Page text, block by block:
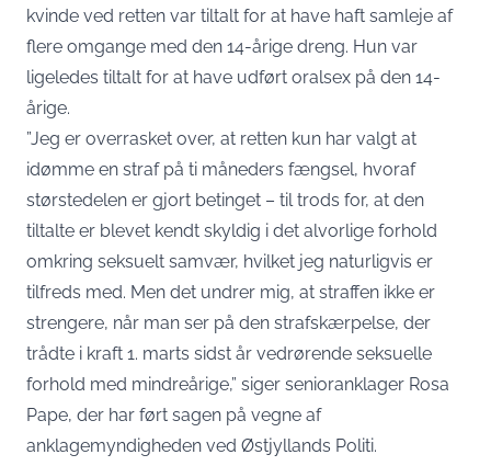
kvinde ved retten var tiltalt for at have haft samleje af
flere omgange med den 14-årige dreng. Hun var
ligeledes tiltalt for at have udført oralsex på den 14-
årige.
”Jeg er overrasket over, at retten kun har valgt at
idømme en straf på ti måneders fængsel, hvoraf
størstedelen er gjort betinget – til trods for, at den
tiltalte er blevet kendt skyldig i det alvorlige forhold
omkring seksuelt samvær, hvilket jeg naturligvis er
tilfreds med. Men det undrer mig, at straffen ikke er
strengere, når man ser på den strafskærpelse, der
trådte i kraft 1. marts sidst år vedrørende seksuelle
forhold med mindreårige,” siger senioranklager Rosa
Pape, der har ført sagen på vegne af
anklagemyndigheden ved Østjyllands Politi.